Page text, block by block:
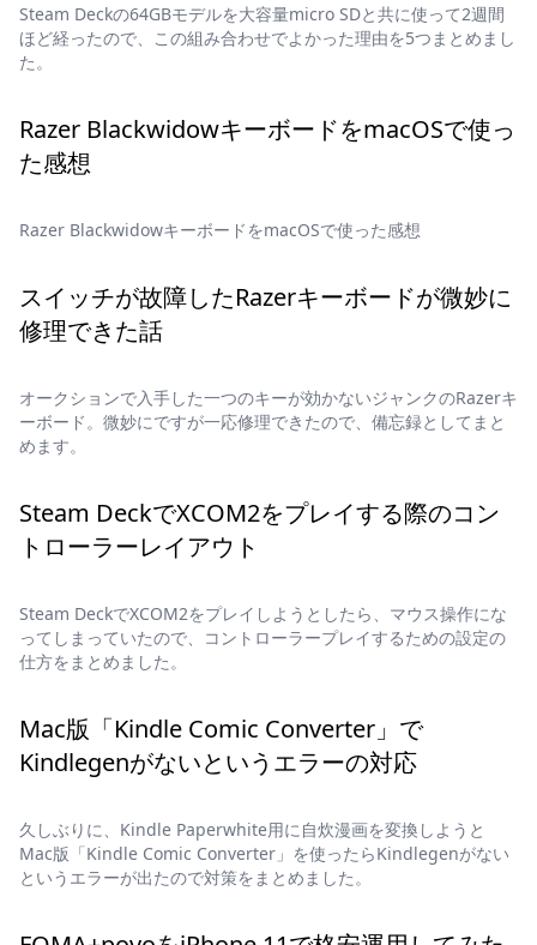
Steam Deckの64GBモデルを大容量micro SDと共に使って2週間
ほど経ったので、この組み合わせでよかった理由を5つまとめまし
た。
Razer BlackwidowキーボードをmacOSで使っ
た感想
Razer BlackwidowキーボードをmacOSで使った感想
スイッチが故障したRazerキーボードが微妙に
修理できた話
オークションで入手した一つのキーが効かないジャンクのRazerキ
ーボード。微妙にですが一応修理できたので、備忘録としてまと
めます。
Steam DeckでXCOM2をプレイする際のコン
トローラーレイアウト
Steam DeckでXCOM2をプレイしようとしたら、マウス操作にな
ってしまっていたので、コントローラープレイするための設定の
仕方をまとめました。
Mac版「Kindle Comic Converter」で
Kindlegenがないというエラーの対応
久しぶりに、Kindle Paperwhite用に自炊漫画を変換しようと
Mac版「Kindle Comic Converter」を使ったらKindlegenがない
というエラーが出たので対策をまとめました。